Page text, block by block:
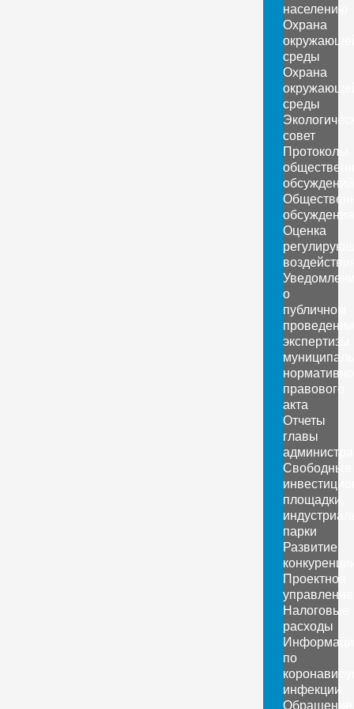
населению
Охрана
среды
Охрана
среды
совет
Протоколы
обсуждений
обсуждения
Оценка
о
публичном
проведении
экспертизы
правового
акта
Отчеты
главы
Свободные
площадки,
парки
Развитие
Проектное
управление
Налоговые
расходы
по
инфекции
Обращение